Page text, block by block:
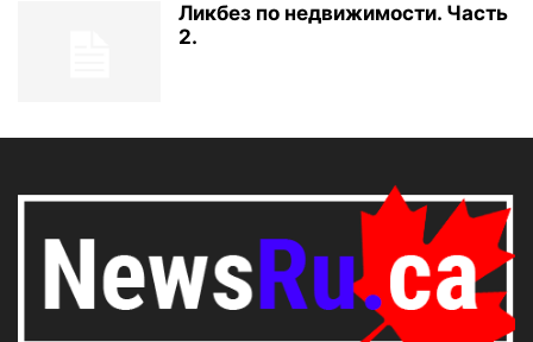
Ликбез по недвижимости. Часть
2.